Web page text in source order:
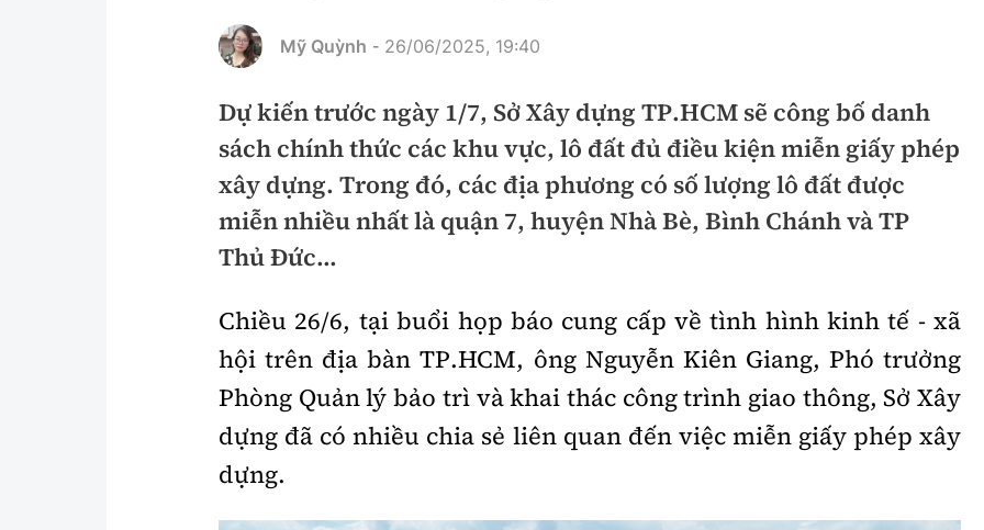
Hàng hải
Đường sắt đô thị
Nhà thầu
Thi viết về Ngành
An ninh hình sự
An toàn giao thông
Giao thông 24h
ATGT địa phương
Văn hóa giao thông
Chung tay vì ATGT
Gương sáng giao thông
xem thêm
Chất lượng sống
Mỹ Quỳnh - 26/06/2025, 19:40
Dự kiến trước ngày 1/7, Sở Xây dựng TP.HCM sẽ công bố danh
sách chính thức các khu vực, lô đất đủ điều kiện miễn giấy phép
xây dựng. Trong đó, các địa phương có số lượng lô đất được
miễn nhiều nhất là quận 7, huyện Nhà Bè, Bình Chánh và TP
Thủ Đức...
Chiều 26/6, tại buổi họp báo cung cấp về tình hình kinh tế - xã
hội trên địa bàn TP.HCM, ông Nguyễn Kiên Giang, Phó trưởng
Phòng Quản lý bảo trì và khai thác công trình giao thông, Sở Xây
dựng đã có nhiều chia sẻ liên quan đến việc miễn giấy phép xây
dựng.